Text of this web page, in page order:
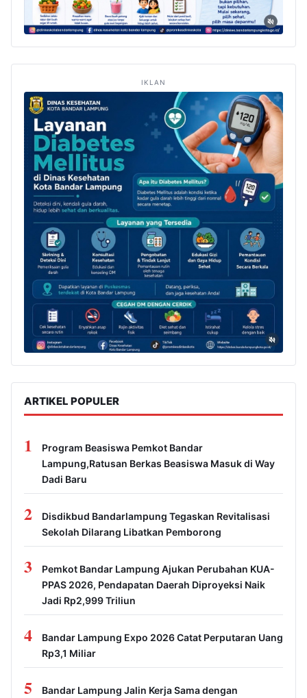
IKLAN
ARTIKEL POPULER
1
Program Beasiswa Pemkot Bandar
Lampung,Ratusan Berkas Beasiswa Masuk di Way
Dadi Baru
2
Disdikbud Bandarlampung Tegaskan Revitalisasi
Sekolah Dilarang Libatkan Pemborong
3
Pemkot Bandar Lampung Ajukan Perubahan KUA-
PPAS 2026, Pendapatan Daerah Diproyeksi Naik
Jadi Rp2,999 Triliun
4
Bandar Lampung Expo 2026 Catat Perputaran Uang
Rp3,1 Miliar
5 Bandar Lampung Jalin Kerja Sama dengan